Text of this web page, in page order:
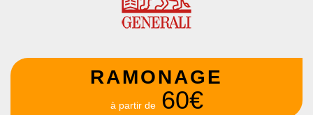
RAMONAGE
à partir de 60€